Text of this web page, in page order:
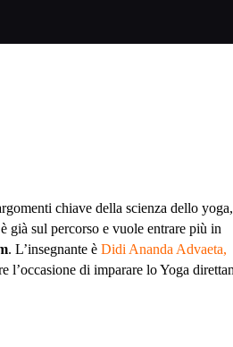
chiave della scienza dello
già sul percorso e vuole entrare più in
. L’insegnante è Didi Ananda Advaeta,
l’occasione di imparare lo Yoga